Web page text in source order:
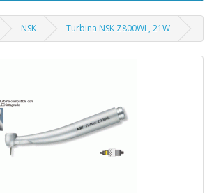
NSK Turbina NSK Z800WL, 21W